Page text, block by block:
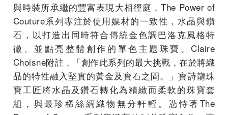
與時裝所承繼的豐富表現大相徑庭，The Power of
Couture系列專注於使用媒材的一致性，水晶與鑽
石，以打造出同時符合傳統金色調巴洛克風格特
徵、並點亮整體創作的單色主題珠寶。Claire
Choisne附註，「創作此系列的最大挑戰，在於將織
品的特性融入堅實的黃金及寶石之間。」寶詩龍珠
寶工匠將水晶及鑽石轉化為精緻而柔軟的珠寶套
組，與最珍稀絲綢織物無分軒輊。憑恃著The